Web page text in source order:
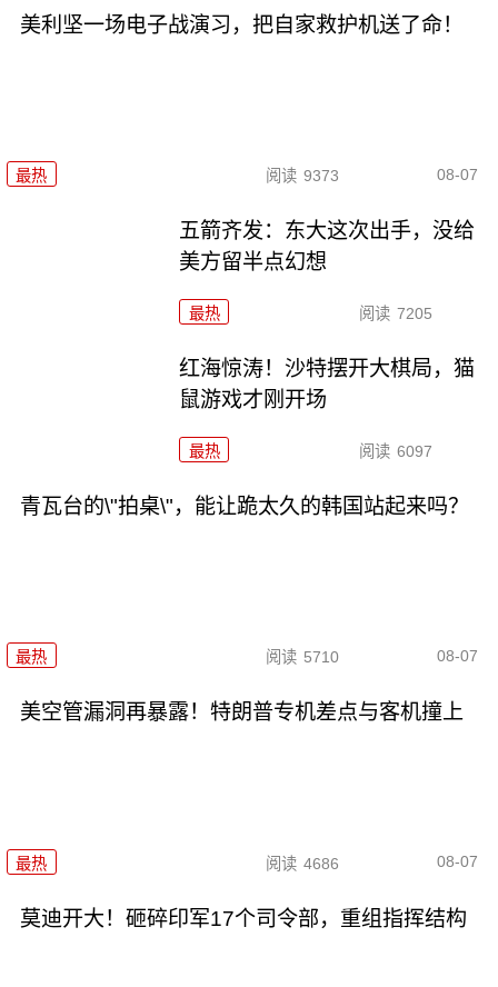
美利坚一场电子战演习，把自家救护机送了命！
最热 阅读 9373 08-07
五箭齐发：东大这次出手，没给
美方留半点幻想
最热 阅读 7205
红海惊涛！沙特摆开大棋局，猫
鼠游戏才刚开场
最热 阅读 6097
青瓦台的\"拍桌\"，能让跪太久的韩国站起来吗？
最热 阅读 5710 08-07
美空管漏洞再暴露！特朗普专机差点与客机撞上
最热 阅读 4686 08-07
莫迪开大！砸碎印军17个司令部，重组指挥结构